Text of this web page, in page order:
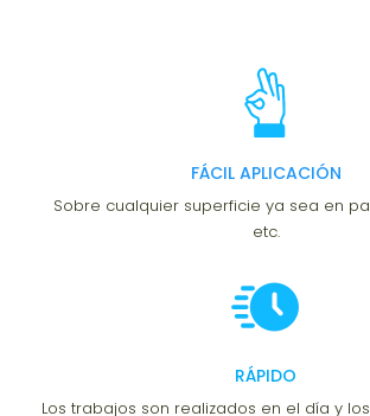
FÁCIL APLICACIÓN
Sobre cualquier superficie ya sea en
etc.
RÁPIDO
Los trabajos son realizados en el día y